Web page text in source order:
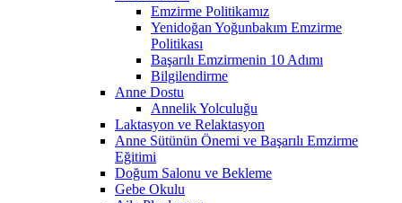
Emzirme Politikamız
Yenidoğan Yoğunbakım Emzirme
Politikası
Başarılı Emzirmenin 10 Adımı
Bilgilendirme
Anne Dostu
Annelik Yolculuğu
Laktasyon ve Relaktasyon
Anne Sütünün Önemi ve Başarılı Emzirme
Eğitimi
Doğum Salonu ve Bekleme
Gebe Okulu